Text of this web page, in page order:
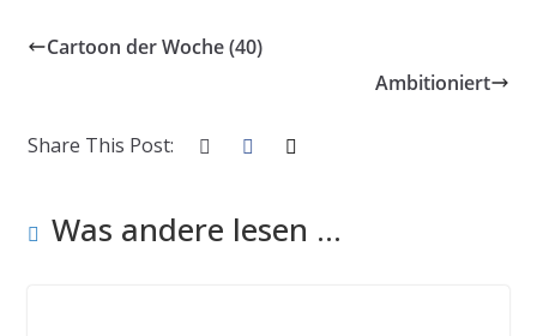
Cartoon der Woche (40)
Ambitioniert
Share This Post:
Was andere lesen ...